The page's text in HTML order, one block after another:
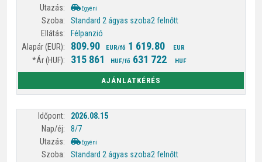
Egyéni
Standard 2 ágyas szoba2 felnőtt
Félpanzió
809.90 EUR/fő 1 619.80 EUR
315 861 HUF/fő 631 722 HUF
AJÁNLATKÉRÉS
2026.08.15
8/7
Egyéni
Standard 2 ágyas szoba2 felnőtt